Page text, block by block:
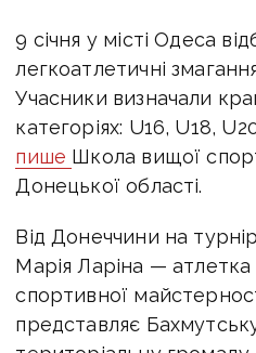
9 січня у місті Одеса
легкоатлетичні
Учасники визначали
категоріях: U16, U18,
пише Школа вищої
Донецької області.
Від Донеччини на
Марія Ларіна —
спортивної
представляє